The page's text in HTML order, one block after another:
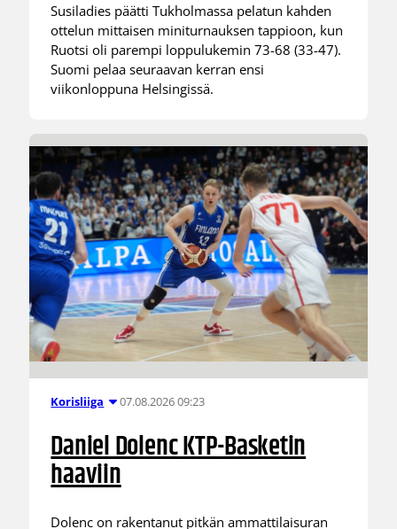
Susiladies päätti Tukholmassa pelatun kahden
ottelun mittaisen miniturnauksen tappioon, kun
Ruotsi oli parempi loppulukemin 73-68 (33-47).
Suomi pelaa seuraavan kerran ensi
viikonloppuna Helsingissä.
Korisliiga 07.08.2026 09:23
Daniel Dolenc KTP-Basketin
haaviin
Dolenc on rakentanut pitkän ammattilaisuran